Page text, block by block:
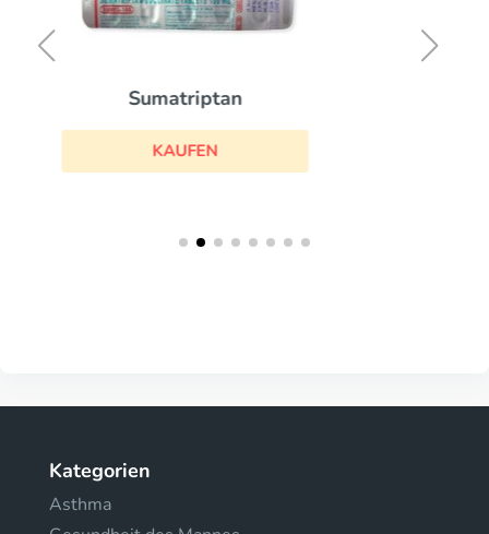
Kategorien
Asthma